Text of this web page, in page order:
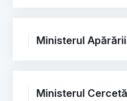
Ministerul
Ministerul